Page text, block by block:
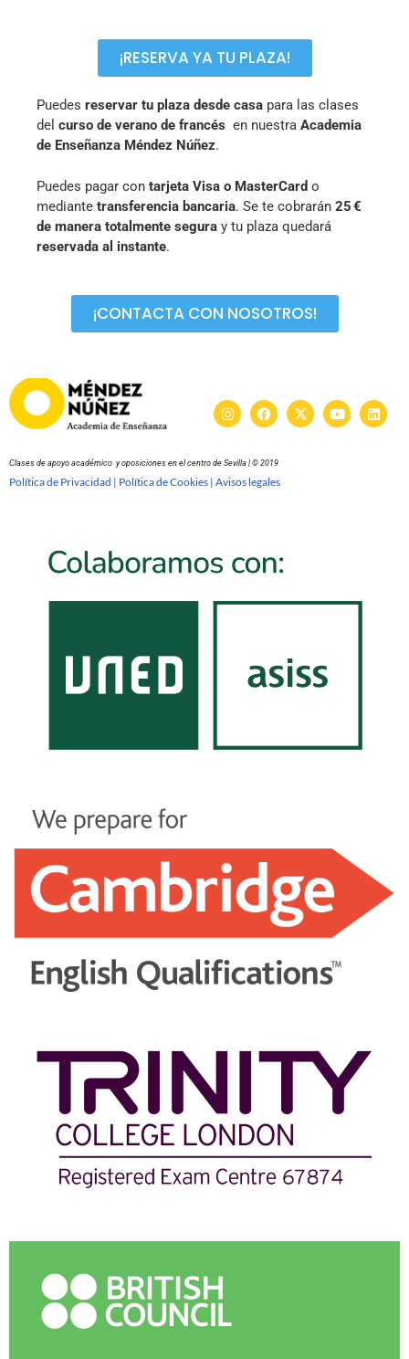
¡RESERVA YA TU PLAZA!
Puedes reservar tu plaza desde casa para las clases
del curso de verano de francés en nuestra Academia
de Enseñanza Méndez Núñez.
Puedes pagar con tarjeta Visa o MasterCard o
mediante transferencia bancaria. Se te cobrarán 25 €
de manera totalmente segura y tu plaza quedará
reservada al instante.
¡CONTACTA CON NOSOTROS!
Clases de apoyo académico y oposiciones en el centro de Sevilla | © 2019
Política de Privacidad | Política de Cookies | Avisos legales